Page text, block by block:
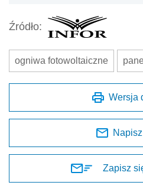
Źródło:
ogniwa fotowoltaiczne
Wersja
Zapisz